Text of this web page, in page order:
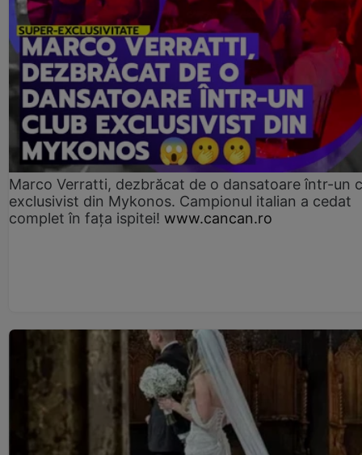
Marco Verratti, dezbrăcat de o dansatoare într-un
exclusivist din Mykonos. Campionul italian a cedat
complet în fața ispitei! www.cancan.ro